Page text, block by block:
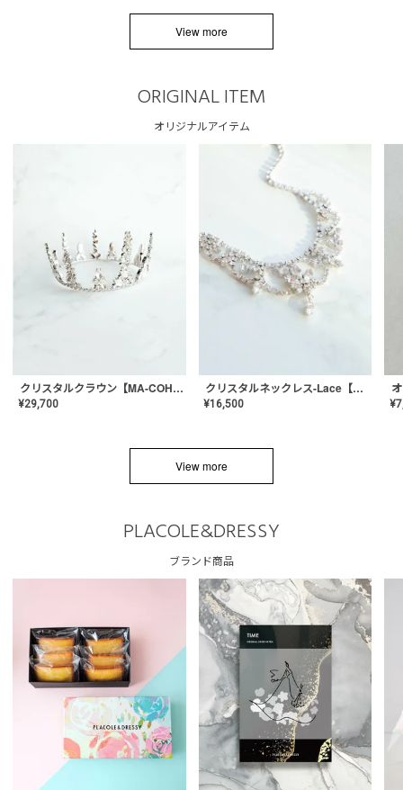
View more
ORIGINAL ITEM
オリジナルアイテム
クリスタルクラウン【MA-COHD-01】韓国風クラウン/ウェディングクラウン/ティアラ
¥29,700
クリスタルネックレス-Lace【MA-CONL-02】
¥16,500 ¥
View more
PLACOLE&DRESSY
ブランド商品